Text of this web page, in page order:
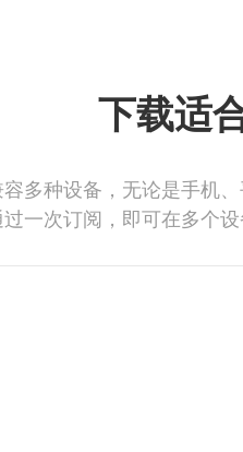
下载适
多种设备，无论是手机
一次订阅，即可在多个